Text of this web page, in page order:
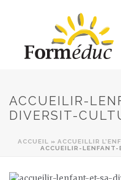
ACCUEILIR-
DIVERSIT-
ACCUEIL » ACCUEILLIR
ACCUEILIR-